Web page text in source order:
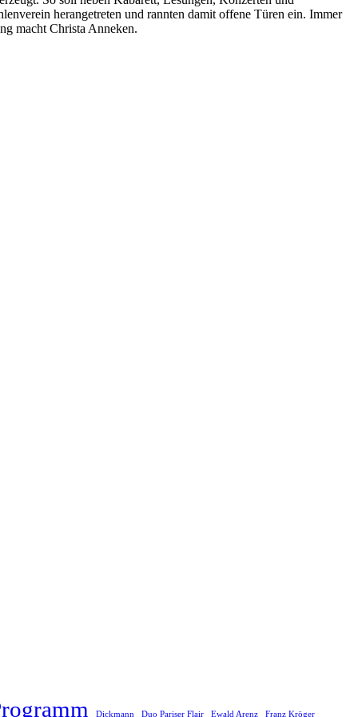
herangetreten und rannten damit offene Türen ein. Immer
macht Christa Anneken.
Dickmann Duo Pariser Flair Ewald Arenz Franz Kröger